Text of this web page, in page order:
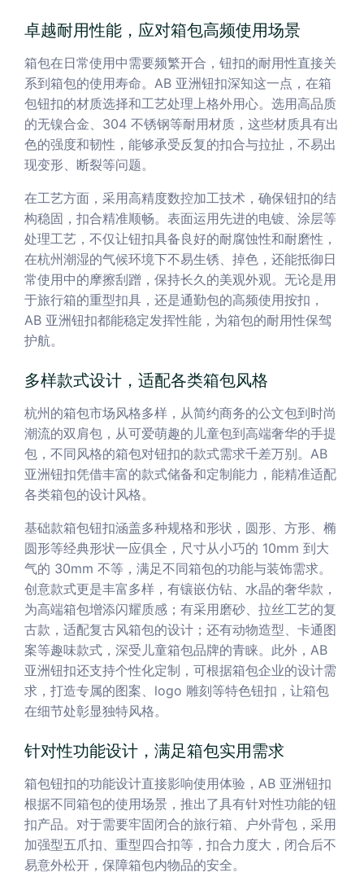
卓越耐用性能，应对箱包高频使用场景
箱包在日常使用中需要频繁开合，钮扣的耐用性直接关
系到箱包的使用寿命。AB 亚洲钮扣深知这一点，在箱
包钮扣的材质选择和工艺处理上格外用心。选用高品质
的无镍合金、304 不锈钢等耐用材质，这些材质具有出
色的强度和韧性，能够承受反复的扣合与拉扯，不易出
现变形、断裂等问题。
在工艺方面，采用高精度数控加工技术，确保钮扣的结
构稳固，扣合精准顺畅。表面运用先进的电镀、涂层等
处理工艺，不仅让钮扣具备良好的耐腐蚀性和耐磨性，
在杭州潮湿的气候环境下不易生锈、掉色，还能抵御日
常使用中的摩擦刮蹭，保持长久的美观外观。无论是用
于旅行箱的重型扣具，还是通勤包的高频使用按扣，
AB 亚洲钮扣都能稳定发挥性能，为箱包的耐用性保驾
护航。
多样款式设计，适配各类箱包风格
杭州的箱包市场风格多样，从简约商务的公文包到时尚
潮流的双肩包，从可爱萌趣的儿童包到高端奢华的手提
包，不同风格的箱包对钮扣的款式需求千差万别。AB
亚洲钮扣凭借丰富的款式储备和定制能力，能精准适配
各类箱包的设计风格。
基础款箱包钮扣涵盖多种规格和形状，圆形、方形、椭
圆形等经典形状一应俱全，尺寸从小巧的 10mm 到大
气的 30mm 不等，满足不同箱包的功能与装饰需求。
创意款式更是丰富多样，有镶嵌仿钻、水晶的奢华款，
为高端箱包增添闪耀质感；有采用磨砂、拉丝工艺的复
古款，适配复古风箱包的设计；还有动物造型、卡通图
案等趣味款式，深受儿童箱包品牌的青睐。此外，AB
亚洲钮扣还支持个性化定制，可根据箱包企业的设计需
求，打造专属的图案、logo 雕刻等特色钮扣，让箱包
在细节处彰显独特风格。
针对性功能设计，满足箱包实用需求
箱包钮扣的功能设计直接影响使用体验，AB 亚洲钮扣
根据不同箱包的使用场景，推出了具有针对性功能的钮
扣产品。对于需要牢固闭合的旅行箱、户外背包，采用
加强型五爪扣、重型四合扣等，扣合力度大，闭合后不
易意外松开，保障箱包内物品的安全。